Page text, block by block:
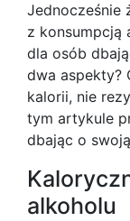
Jednocześnie
z konsumpcją
dla osób
dwa aspekty?
kalorii, nie
tym artykule
dbając o
alkoholu